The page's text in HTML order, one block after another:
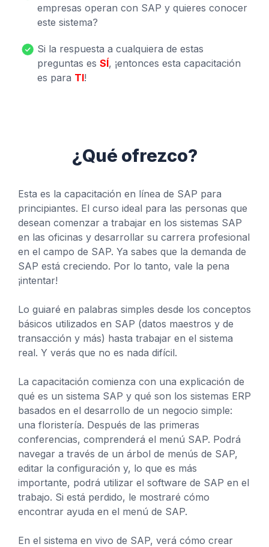
empresas operan con SAP y quieres conocer
este sistema?
Si la respuesta a cualquiera de estas
preguntas es SÍ, ¡entonces esta capacitación
es para TI!
¿Qué ofrezco?
Esta es la capacitación en línea de SAP para
principiantes. El curso ideal para las personas que
desean comenzar a trabajar en los sistemas SAP
en las oficinas y desarrollar su carrera profesional
en el campo de SAP. Ya sabes que la demanda de
SAP está creciendo. Por lo tanto, vale la pena
¡intentar!
Lo guiaré en palabras simples desde los conceptos
básicos utilizados en SAP (datos maestros y de
transacción y más) hasta trabajar en el sistema
real. Y verás que no es nada difícil.
La capacitación comienza con una explicación de
qué es un sistema SAP y qué son los sistemas ERP
basados en el desarrollo de un negocio simple:
una floristería. Después de las primeras
conferencias, comprenderá el menú SAP. Podrá
navegar a través de un árbol de menús de SAP,
editar la configuración y, lo que es más
importante, podrá utilizar el software de SAP en el
trabajo. Si está perdido, le mostraré cómo
encontrar ayuda en el menú de SAP.
En el sistema en vivo de SAP, verá cómo crear